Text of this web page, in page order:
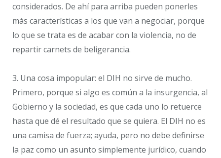
considerados. De ahí para arriba pueden ponerles
más características a los que van a negociar, porque
lo que se trata es de acabar con la violencia, no de
repartir carnets de beligerancia.
3. Una cosa impopular: el DIH no sirve de mucho.
Primero, porque si algo es común a la insurgencia, al
Gobierno y la sociedad, es que cada uno lo retuerce
hasta que dé el resultado que se quiera. El DIH no es
una camisa de fuerza; ayuda, pero no debe definirse
la paz como un asunto simplemente jurídico, cuando